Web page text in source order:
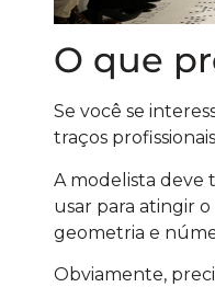
O que
Se você se
traços
A modelista deve
usar para atingir
geometria e
Obviamente,